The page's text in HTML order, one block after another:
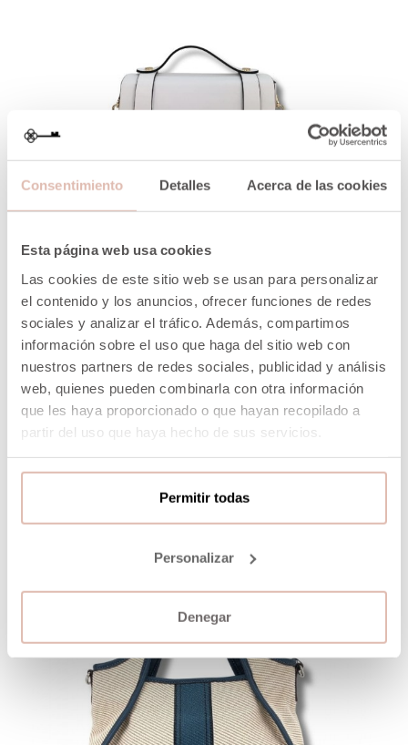
Consentimiento Detalles Acerca de las cookies
Esta página web usa cookies
Las cookies de este sitio web se usan para personalizar
el contenido y los anuncios, ofrecer funciones de redes
sociales y analizar el tráfico. Además, compartimos
información sobre el uso que haga del sitio web con
nuestros partners de redes sociales, publicidad y análisis
web, quienes pueden combinarla con otra información
que les haya proporcionado o que hayan recopilado a
partir del uso que haya hecho de sus servicios.
Permitir todas
Personalizar
Denegar
VISTA RÁPIDA
MINI BOLSO BANDOLERA PIEL
31,14 €Precio
normal
51,90 €Precio
AÑADIR A LA CESTA
-40%